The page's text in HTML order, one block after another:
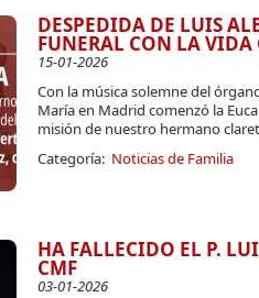
DESPEDIDA DE LUIS
FUNERAL CON LA VIDA
15-01-2026
Con la música solemne del
María en Madrid comenzó la
misión de nuestro hermano
Categoría: Noticias de Familia
HA FALLECIDO EL P.
CMF
03-01-2026